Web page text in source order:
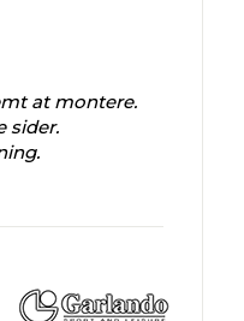
at montere.
sider.